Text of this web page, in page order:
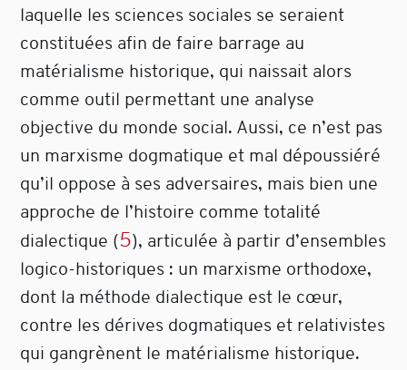
laquelle les sciences sociales se seraient
constituées afin de faire barrage au
matérialisme historique, qui naissait alors
comme outil permettant une analyse
objective du monde social. Aussi, ce n’est pas
un marxisme dogmatique et mal dépoussiéré
qu’il oppose à ses adversaires, mais bien une
approche de l’histoire comme totalité
dialectique (5), articulée à partir d’ensembles
logico-historiques : un marxisme orthodoxe,
dont la méthode dialectique est le cœur,
contre les dérives dogmatiques et relativistes
qui gangrènent le matérialisme historique.